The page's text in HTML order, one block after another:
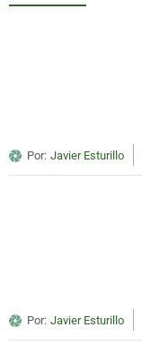
Por: Javier Esturillo
Por: Javier Esturillo